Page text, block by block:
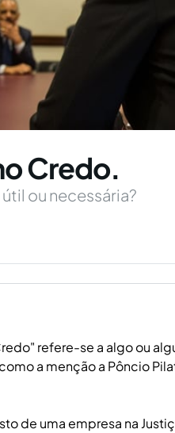
Credo.
ou necessária?
refere-se a algo ou
a menção a Pôncio
de uma empresa na